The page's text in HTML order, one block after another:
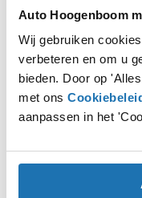
Auto Hoogenboom
Wij gebruiken
verbeteren en om u
bieden. Door op
met ons
aanpassen in het
Application error: a
loading